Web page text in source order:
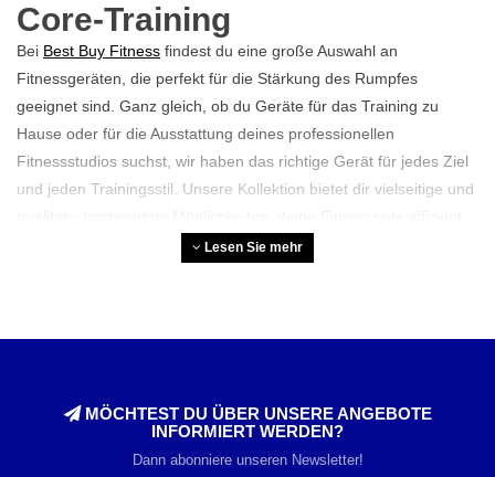
Core-Training
Bei Best Buy Fitness findest du eine große Auswahl an
Fitnessgeräten, die perfekt für die Stärkung des Rumpfes
geeignet sind. Ganz gleich, ob du Geräte für das Training zu
Hause oder für die Ausstattung deines professionellen
Fitnessstudios suchst, wir haben das richtige Gerät für jedes Ziel
und jeden Trainingsstil. Unsere Kollektion bietet dir vielseitige und
und effektiv zu erreichen.
„Zentrum“ des Körpers und spielen eine entscheidende Rolle bei
fast jeder Bewegung, die man ausführt, vom Gehen und Heben
bis hin zum Sport und allen Bewegungen des täglichen Lebens.
Lesen Sie mehr
MÖCHTEST DU ÜBER UNSERE ANGEBOTE
INFORMIERT WERDEN?
Dann abonniere unseren Newsletter!